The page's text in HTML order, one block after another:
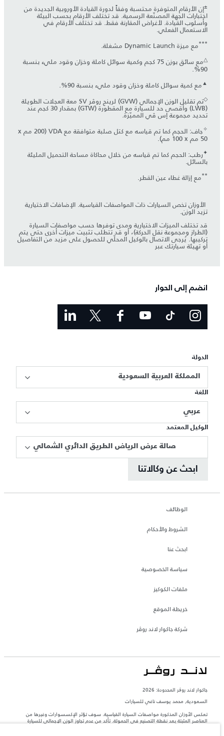
±إن الأرقام المتوفرة محتسبة وفقاً لدورة القيادة الأوروبية الجديدة من
اختبارات الجهة المصنّعة الرسمية. قد تختلف الأرقام بحسب البيئة
وأسلوب القيادة. لأغراض المقارنة فقط. قد تختلف الأرقام في
الاستعمال الفعلي.
***مع ميزة Dynamic Launch مشغلة.
△ مع سائق بوزن 75 كجم وكمية سوائل كاملة وخزان وقود مليء بنسبة
90%.
▲مع كمية سوائل كاملة وخزان وقود مليء بنسبة 90%.
◇ تم تقليل الوزن الإجمالي (GVW) لرينج روڤر SV معة العجلات الطويلة
(LWB) وأقصى حد للسيارة مع المقطورة (GTW) بمقدار 30 كجم عند
تحديد مجموعة إس ڤي المميّزة.
✧ جاف: الحجم كما تم قياسه مع كتل صلبة متوافقة مع VDA (‏200 مم x
✦رطب: الحجم كما تم قياسه من خلال محاكاة مساحة التحميل المليئة
بالسائل.
**مع إزالة غطاء عين القطر.
​ الأوزان تخص السيارات ذات المواصفات القياسية. الإضافات الاختيارية
تزيد الوزن.
قد تختلف الميزات الاختيارية ومدى توفرها حسب مواصفات السيارة
(الطراز ومجموعة نقل الحركة)، أو قد تتطلب تثبيت ميزات أخرى حتى يتم
تركيبها. يُرجى الاتصال بالوكيل المحلّي للحصول على مزيد من التفاصيل
أو تهيئة سيارتك عبر
انضم إلى الحوار
الدولة
المملكة العربية السعودية
اللغة
عربي
الوكيل المعتمد
صالة عرض الرياض الطريق الدائري الشمالي
ابحث عن وكالاتنا
الوظائف
الشروط والأحكام
ابحث عنا
سياسة الخصوصية
ملفات الكوكيز
خريطة الموقع
شركة جاكوار لاند روڤر
جاكوار لاند روڨر المحدودة: 2026
السعودية, محمد يوسف ناغي للسيارات
تعكس الأوزان المذكورة مواصفات السيارة القياسية. سوف تؤثر الإكسسوارات وغيرها من
العناصر المثبتة بعد نقطة التصنيع في الحمولة. تأكد من عدم تجاوز الوزن الإجمالي للسيارة